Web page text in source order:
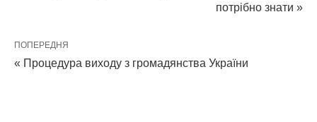
потрібно знати »
ПОПЕРЕДНЯ
« Процедура виходу з громадянства України